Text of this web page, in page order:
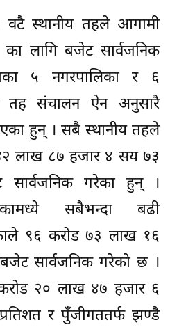
वटै स्थानीय तहले आगामी
लागि बजेट सार्वजनिक
५ नगरपालिका र ६
तह संचालन ऐन अनुसारै
हुन् । सबै स्थानीय तहले
लाख ८७ हजार ४ सय ७३
सार्वजनिक गरेका हुन् ।
सबैभन्दा बढी
९६ करोड ७३ लाख १६
सार्वजनिक गरेको छ ।
२० लाख ४७ हजार ६
र पुँजीगततर्फ झण्डै